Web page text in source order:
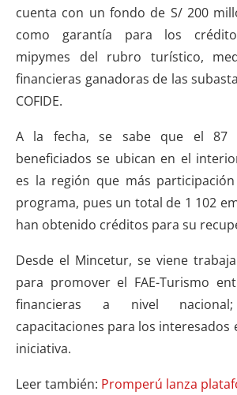
cuenta con un fondo de S/ 200
como garantía para los
mipymes del rubro turístico,
financieras ganadoras de las
COFIDE.
A la fecha, se sabe que el
beneficiados se ubican en el
es la región que más
programa, pues un total de 1 102
han obtenido créditos para su
Desde el Mincetur, se viene
para promover el FAE-Turismo
financieras a nivel
capacitaciones para los interesados
iniciativa.
Leer también: Promperú lanza